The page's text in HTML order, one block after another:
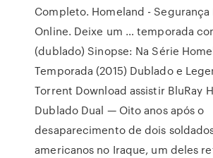
Completo. Homeland - Segurança
Online. Deixe um … temporada
(dublado) Sinopse: Na Série
Temporada (2015) Dublado e
Torrent Download assistir BluRay
Dublado Dual — Oito anos após o
desaparecimento de dois
americanos no Iraque, um deles